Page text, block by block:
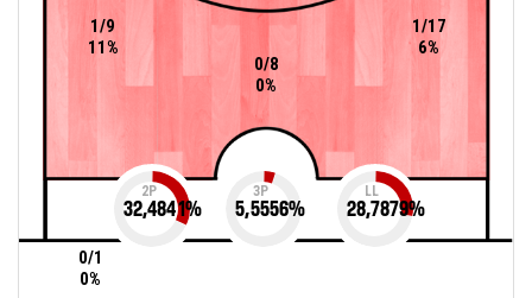
0/8
0%
1/17
6%
1/9
11%
0/1
0%
2P
32,4841%
3P
5,5556%
LL
28,7879%